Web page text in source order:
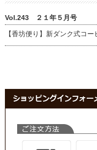
Vol.243 ２１年５月号
【香坊便り】新ダンク式コ